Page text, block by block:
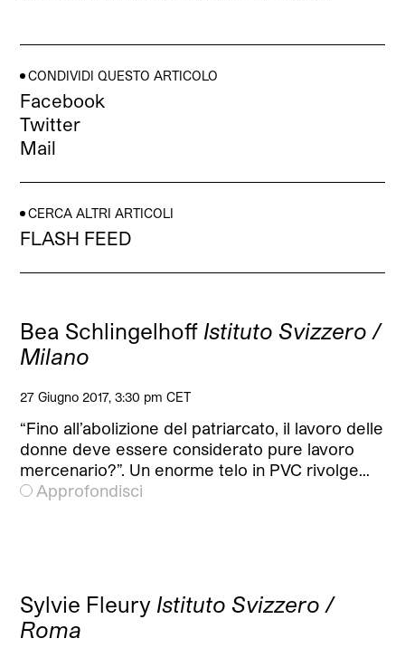
CONDIVIDI QUESTO ARTICOLO
Facebook
Twitter
Mail
CERCA ALTRI ARTICOLI
FLASH FEED
Bea Schlingelhoff Istituto Svizzero /
Milano
27 Giugno 2017, 3:30 pm CET
“Fino all’abolizione del patriarcato, il lavoro delle
donne deve essere considerato pure lavoro
mercenario?”. Un enorme telo in PVC rivolge…
Approfondisci
Sylvie Fleury Istituto Svizzero /
Roma